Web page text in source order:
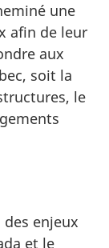
une
afin de leur
aux
soit la
le
enjeux
et le